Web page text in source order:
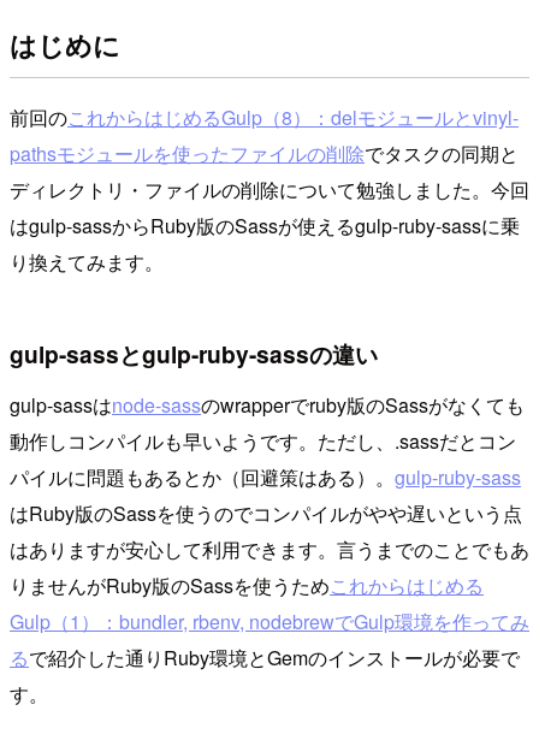
はじめに
前回のこれからはじめるGulp（8）：delモジュールとvinyl-
pathsモジュールを使ったファイルの削除でタスクの同期と
ディレクトリ・ファイルの削除について勉強しました。今回
はgulp-sassからRuby版のSassが使えるgulp-ruby-sassに乗
り換えてみます。
gulp-sassとgulp-ruby-sassの違い
gulp-sassはnode-sassのwrapperでruby版のSassがなくても
動作しコンパイルも早いようです。ただし、 .sassだとコン
パイルに問題もあるとか（回避策はある）。 gulp-ruby-sass
はRuby版のSassを使うのでコンパイルがやや遅いという点
はありますが安心して利用できます。言うまでのことでもあ
りませんがRuby版のSassを使うためこれからはじめる
Gulp（1）：bundler, rbenv, nodebrewでGulp環境を作ってみ
るで紹介した通りRuby環境とGemのインストールが必要で
す。